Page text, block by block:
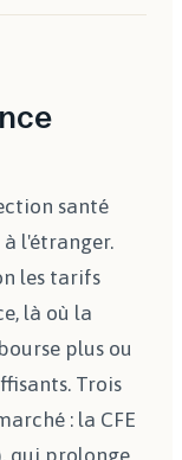
santé
l'étranger.
les tarifs
là où la
plus ou
Trois
: la CFE
qui prolonge